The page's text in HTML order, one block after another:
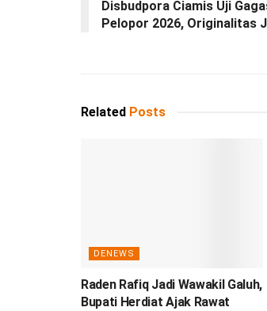
Disbudpora Ciamis Uji
Pelopor 2026, Originalitas
Related Posts
DENEWS
Raden Rafiq Jadi Wawakil Galuh,
Bupati Herdiat Ajak Rawat